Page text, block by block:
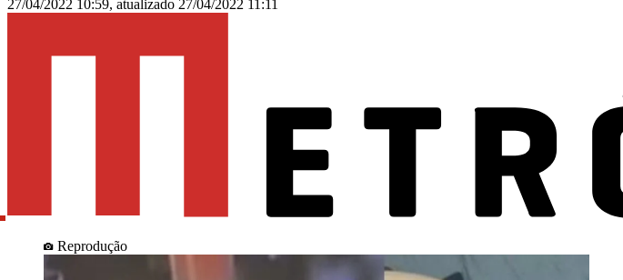
27/04/2022 10:59, atualizado 27/04/2022 11:11
Reprodução